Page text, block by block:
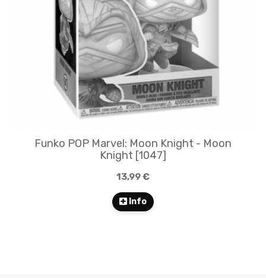
Funko POP Marvel: Moon Knight - Moon
Knight [1047]
13,99 €
Info